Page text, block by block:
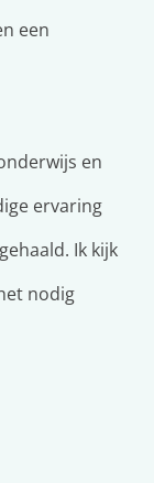
een
en
ervaring
Ik kijk
nodig